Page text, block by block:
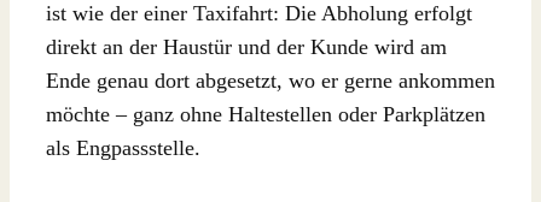
ist wie der einer Taxifahrt: Die Abholung erfolgt
direkt an der Haustür und der Kunde wird am
Ende genau dort abgesetzt, wo er gerne ankommen
möchte – ganz ohne Haltestellen oder Parkplätzen
als Engpassstelle.